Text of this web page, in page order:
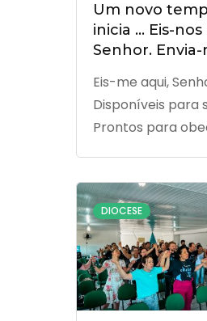
Um novo
inicia … Eis-nos
Senhor. Envia-
Eis-me aqui,
Disponíveis para
Prontos para
Núcleo Diocesano
de Serviço da
Carismática
chamados pelo
Santo para servir
com amor,
DIOCESE